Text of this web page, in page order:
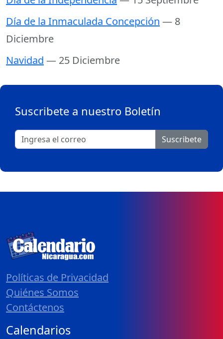
Día de la Inmaculada Concepción — 8
Diciembre
Navidad — 25 Diciembre
Suscribete a nuestro Boletín
Suscribete
Políticas de Privacidad
Quiénes Somos
Contáctenos
Calendarios